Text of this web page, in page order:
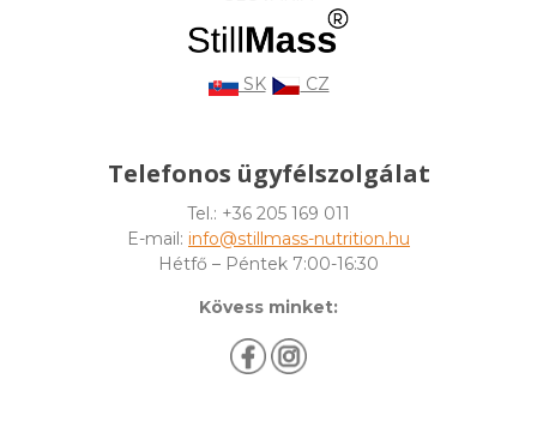
SK CZ
Telefonos ügyfélszolgálat
Tel.: +36 205 169 011
E-mail: info@stillmass-nutrition.hu
Hétfő – Péntek 7:00-16:30
Kövess minket: